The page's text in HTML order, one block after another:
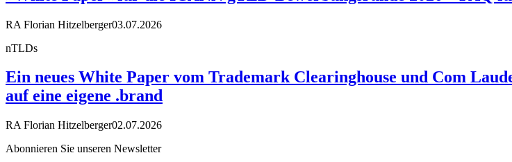
RA Florian Hitzelberger03.07.2026
nTLDs
Ein neues White Paper vom Trademark Clearinghouse und Com
auf eine eigene .brand
RA Florian Hitzelberger02.07.2026
Abonnieren Sie unseren Newsletter